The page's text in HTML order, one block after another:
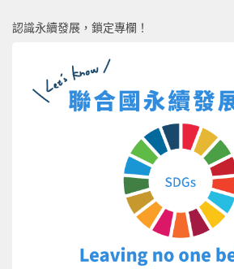
認識永續發展，鎖定專欄！